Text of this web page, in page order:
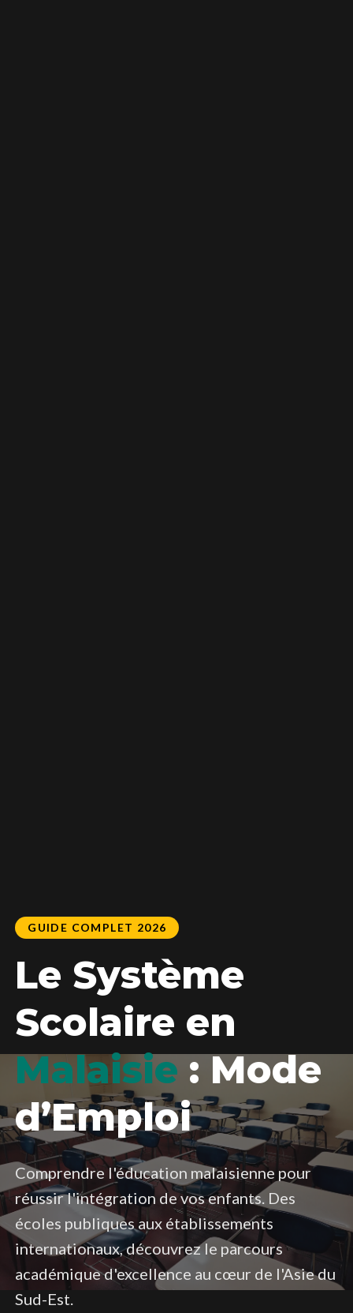
GUIDE COMPLET 2026
Le Système
Scolaire en
Malaisie : Mode
d’Emploi
Comprendre l'éducation malaisienne pour
réussir l'intégration de vos enfants. Des
écoles publiques aux établissements
internationaux, découvrez le parcours
académique d'excellence au cœur de l'Asie du
Sud-Est.